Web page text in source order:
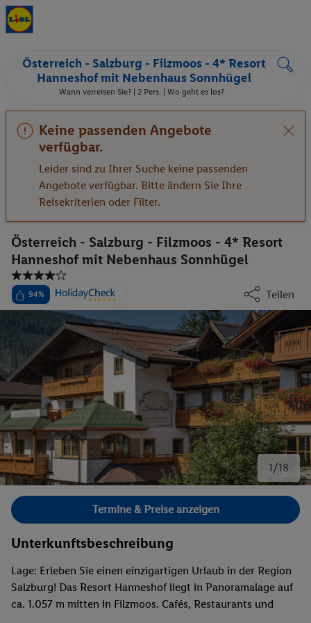
Österreich - Salzburg - Filzmoos - 4* Resort
Hanneshof mit Nebenhaus Sonnhügel
Wann verreisen Sie? | 2 Pers. | Wo geht es los?
Keine passenden Angebote
verfügbar.
Leider sind zu Ihrer Suche keine passenden
Angebote verfügbar. Bitte ändern Sie Ihre
Reisekriterien oder Filter.
Österreich - Salzburg - Filzmoos - 4* Resort
Hanneshof mit Nebenhaus Sonnhügel
94% Teilen
1/18
Bild 1 von 18.
Termine & Preise anzeigen
Unterkunftsbeschreibung
Lage: Erleben Sie einen einzigartigen Urlaub in der Region
Salzburg! Das Resort Hanneshof liegt in Panoramalage auf
ca. 1.057 m mitten in Filzmoos. Cafés, Restaurants und